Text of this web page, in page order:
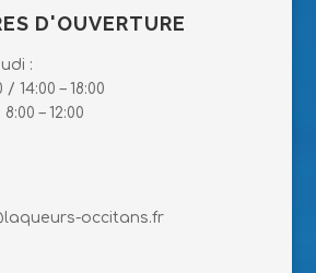
D'OUVERTURE
:
/ 14:00 – 18:00
– 12:00
occitans.fr